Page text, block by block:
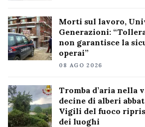
Morti sul lavoro,
Generazioni:
non garantisce la
operai”
08 AGO 2026
Tromba d’aria nella
decine di alberi
Vigili del fuoco
dei luoghi